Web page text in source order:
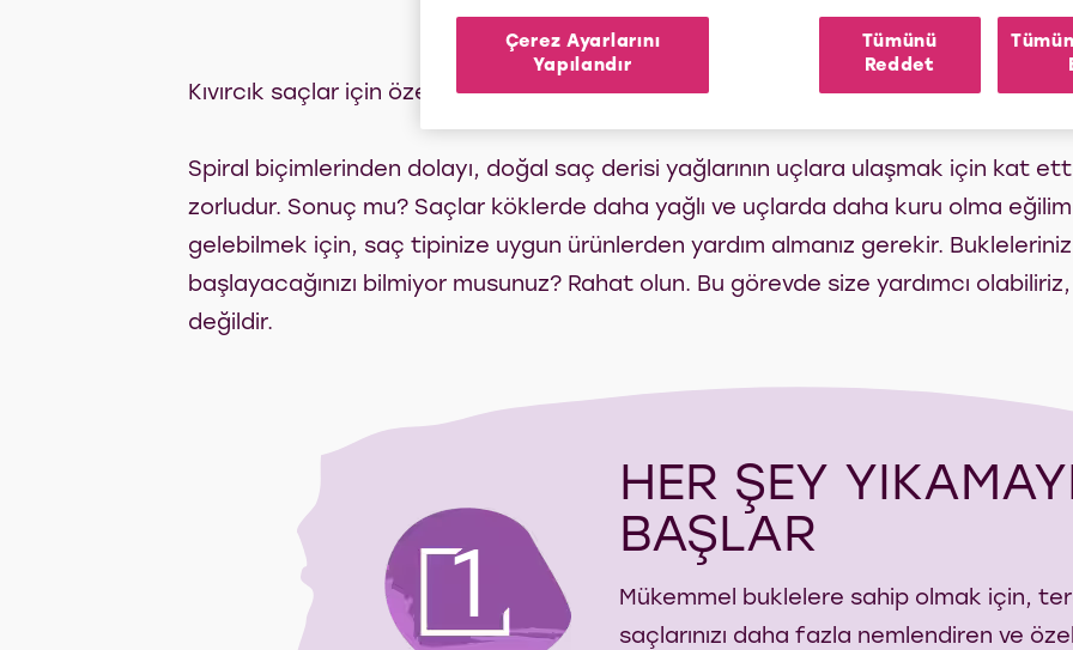
Kıvırcık saçlar için özel bakım gerekir!
Spiral biçimlerinden dolayı, doğal saç derisi yağlarının uçlara ulaşmak için kat
zorludur. Sonuç mu? Saçlar köklerde daha yağlı ve uçlarda daha kuru olma
gelebilmek için, saç tipinize uygun ürünlerden yardım almanız gerekir.
başlayacağınızı bilmiyor musunuz? Rahat olun. Bu görevde size yardımcı
değildir.
HER ŞEY
BAŞLAR
1
Mükemmel buklelere sahip olmak için,
saçlarınızı daha fazla nemlendiren ve
Çerez Ayarlarını
Yapılandır
Tümünü
Reddet